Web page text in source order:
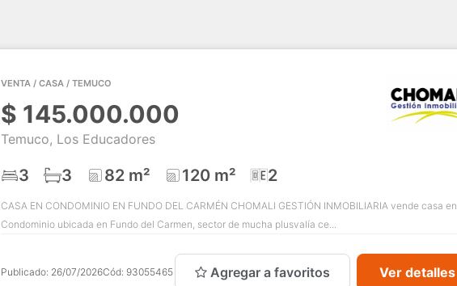
VENTA / CASA / TEMUCO
$ 145.000.000
Temuco, Los Educadores
3 3 82 m² 120 m² 2
CASA EN CONDOMINIO EN FUNDO DEL CARMÉN CHOMALI GESTIÓN INMOBILIARIA vende casa en
Condominio ubicada en Fundo del Carmen, sector de mucha plusvalía ce...
Publicado: 26/07/2026Cód: 93055465 Agregar a favoritos Ver detalles